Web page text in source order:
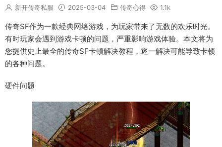
新开传奇私服 2025-03-04 传奇心得 1.1k
传奇SF作为一款经典网络游戏，为玩家带来了无数的欢乐时光。
有时玩家会遇到游戏卡顿的问题，严重影响游戏体验。本文将为
您提供史上最全的传奇SF卡顿解决教程，逐一解决可能导致卡顿
的各种问题。
硬件问题